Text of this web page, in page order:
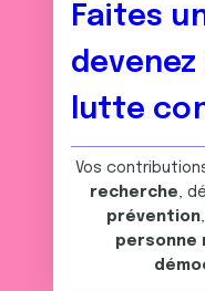
Faites
lutte
Vos
recherche,
prévention,
personne